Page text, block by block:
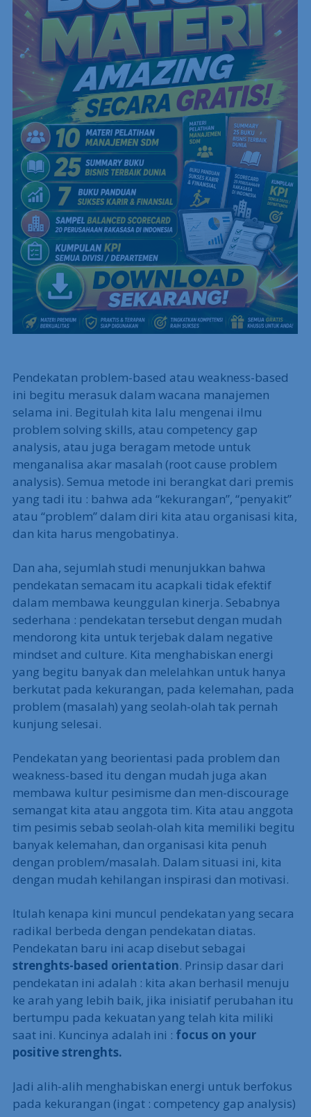
Pendekatan problem-based atau weakness-based
ini begitu merasuk dalam wacana manajemen
selama ini. Begitulah kita lalu mengenai ilmu
problem solving skills, atau competency gap
analysis, atau juga beragam metode untuk
menganalisa akar masalah (root cause problem
analysis). Semua metode ini berangkat dari premis
yang tadi itu : bahwa ada “kekurangan”, “penyakit”
atau “problem” dalam diri kita atau organisasi kita,
dan kita harus mengobatinya.
Dan aha, sejumlah studi menunjukkan bahwa
pendekatan semacam itu acapkali tidak efektif
dalam membawa keunggulan kinerja. Sebabnya
sederhana : pendekatan tersebut dengan mudah
mendorong kita untuk terjebak dalam negative
mindset and culture. Kita menghabiskan energi
yang begitu banyak dan melelahkan untuk hanya
berkutat pada kekurangan, pada kelemahan, pada
problem (masalah) yang seolah-olah tak pernah
kunjung selesai.
Pendekatan yang beorientasi pada problem dan
weakness-based itu dengan mudah juga akan
membawa kultur pesimisme dan men-discourage
semangat kita atau anggota tim. Kita atau anggota
tim pesimis sebab seolah-olah kita memiliki begitu
banyak kelemahan, dan organisasi kita penuh
dengan problem/masalah. Dalam situasi ini, kita
dengan mudah kehilangan inspirasi dan motivasi.
Itulah kenapa kini muncul pendekatan yang secara
radikal berbeda dengan pendekatan diatas.
Pendekatan baru ini acap disebut sebagai
strenghts-based orientation. Prinsip dasar dari
pendekatan ini adalah : kita akan berhasil menuju
ke arah yang lebih baik, jika inisiatif perubahan itu
bertumpu pada kekuatan yang telah kita miliki
saat ini. Kuncinya adalah ini : focus on your
positive strenghts.
Jadi alih-alih menghabiskan energi untuk berfokus
pada kekurangan (ingat : competency gap analysis)